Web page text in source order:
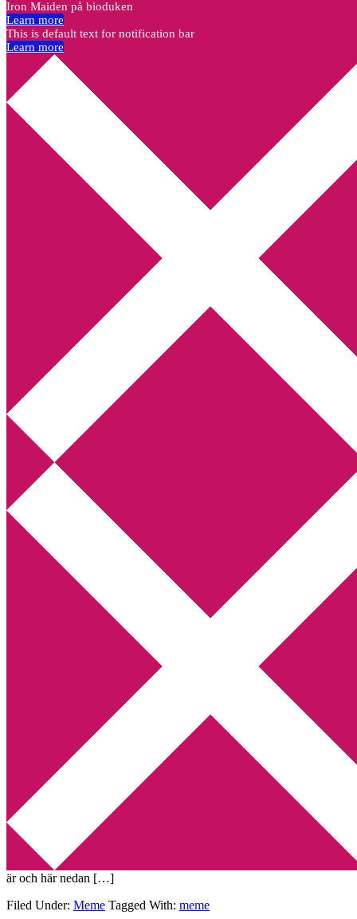
Annikas litteratur- och kulturblogg
Deckare, kriminalromaner, thrillers
Hem
Boktolva
Författarfemman
Kontakt
Webbshop Amazon
Utskriftscentralen
Min tv-blogg
You are here:Home Archives for Meme
Vilken superhjälte är du?
2012-07-11 Annika
Ibland kan jag inte låta bli att kasta mig in i olika memes som snurrar
runt på internet. Denna gång handlar det om vilken superhjälte man
är och här nedan […]
Filed Under: Meme Tagged With: meme
Iron Maiden på bioduken
Learn more
This is default text for notification bar
Learn more